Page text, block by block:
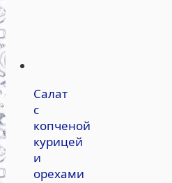
Салат
с
копченой
курицей
и
орехами